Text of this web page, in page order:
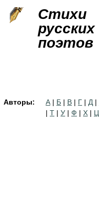
Стихи
русских
поэтов
Авторы: А | Б | В | Г | Д |
| Т | У | Ф | Х | Ц